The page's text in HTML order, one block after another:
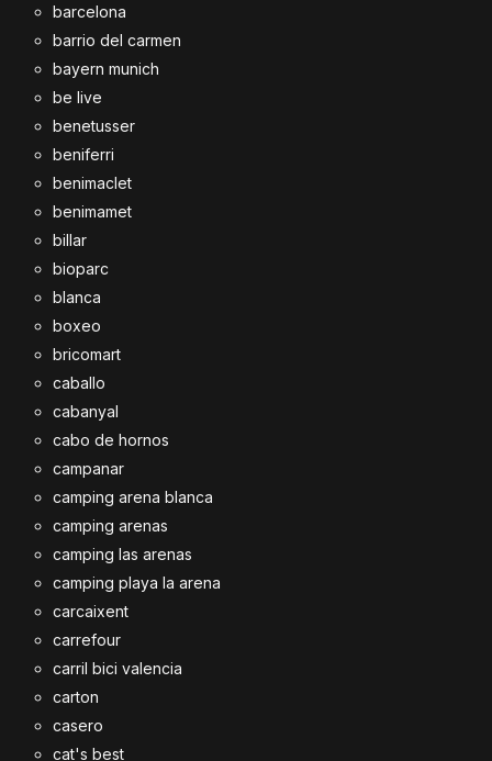
barcelona
barrio del carmen
bayern munich
be live
benetusser
beniferri
benimaclet
benimamet
billar
bioparc
blanca
boxeo
bricomart
caballo
cabanyal
cabo de hornos
campanar
camping arena blanca
camping arenas
camping las arenas
camping playa la arena
carcaixent
carrefour
carril bici valencia
carton
casero
cat's best